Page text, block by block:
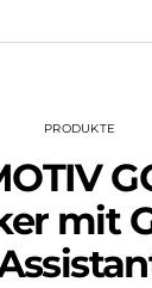
PRODUKTE
mit